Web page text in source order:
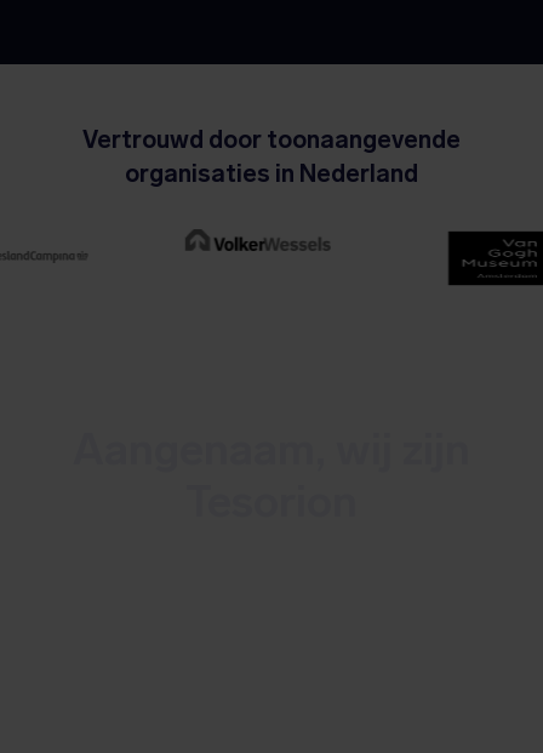
Vertrouwd door toonaangevende
organisaties in Nederland